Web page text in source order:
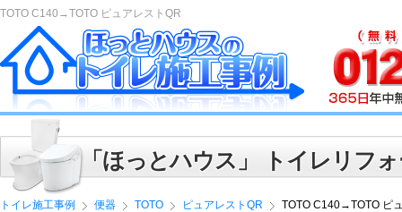
TOTO C140→TOTO ピュアレストQR
「ほっとハウス」 トイレリフ
トイレ施工事例 便器 TOTO ピュアレストQR TOTO C140→TOTO ピ